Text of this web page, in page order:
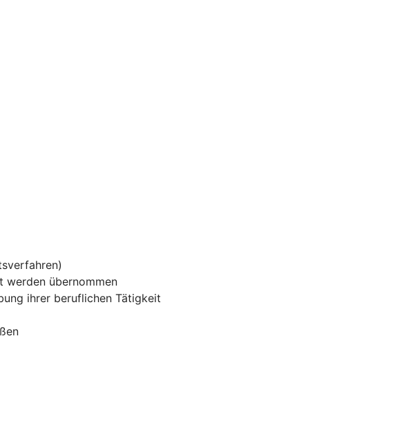
werden übernommen
ihrer beruflichen Tätigkeit